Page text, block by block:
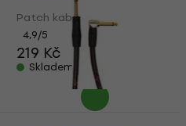
Patch kabel
4,9/5
219 Kč
Skladem